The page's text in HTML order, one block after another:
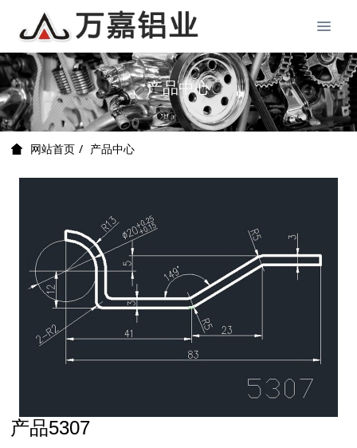
产品中心
网站首页 产品中心
产品5307